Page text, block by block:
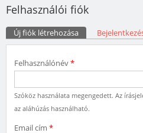
Felhasználói fiók
Elsődleges fülek
Új fiók létrehozása (aktív fül)
Felhasználónév*
Szóköz használata megengedett. Az
az aláhúzás használható.
Email cím *